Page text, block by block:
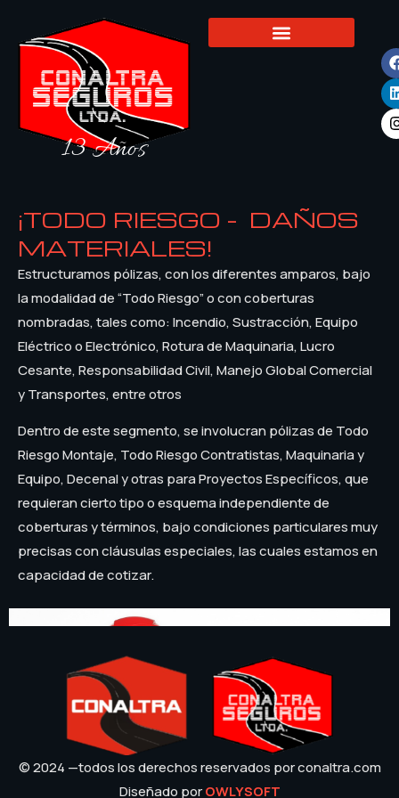
13 Años
¡TODO RIESGO - DAÑOS
MATERIALES!
Estructuramos pólizas, con los diferentes amparos, bajo
la modalidad de “Todo Riesgo” o con coberturas
nombradas, tales como: Incendio, Sustracción, Equipo
Eléctrico o Electrónico, Rotura de Maquinaria, Lucro
Cesante, Responsabilidad Civil, Manejo Global Comercial
y Transportes, entre otros
Dentro de este segmento, se involucran pólizas de Todo
Riesgo Montaje, Todo Riesgo Contratistas, Maquinaria y
Equipo, Decenal y otras para Proyectos Específicos, que
requieran cierto tipo o esquema independiente de
coberturas y términos, bajo condiciones particulares muy
precisas con cláusulas especiales, las cuales estamos en
capacidad de cotizar.
© 2024 —todos los derechos reservados por conaltra.com
Diseñado porOWLYSOFT